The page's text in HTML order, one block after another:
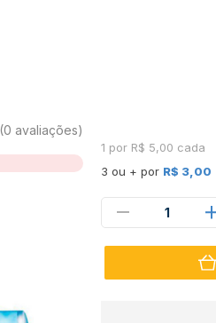
(0 avaliações)
1 por R$ 5,00 cada
3 ou + por R$ 3,00
1